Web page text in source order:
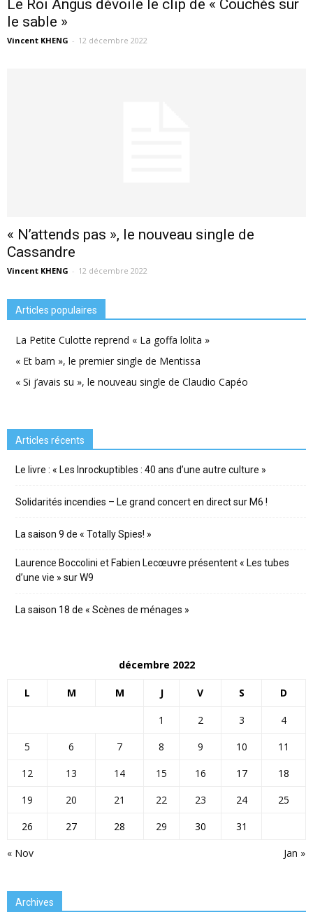
Le Roi Angus dévoile le clip de « Couchés sur
le sable »
Vincent KHENG - 12 décembre 2022
« N’attends pas », le nouveau single de
Cassandre
Vincent KHENG - 12 décembre 2022
Articles populaires
La Petite Culotte reprend « La goffa lolita »
« Et bam », le premier single de Mentissa
« Si j’avais su », le nouveau single de Claudio Capéo
Articles récents
Le livre : « Les Inrockuptibles : 40 ans d’une autre culture »
Solidarités incendies – Le grand concert en direct sur M6 !
La saison 9 de « Totally Spies! »
Laurence Boccolini et Fabien Lecœuvre présentent « Les tubes
d’une vie » sur W9
La saison 18 de « Scènes de ménages »
décembre 2022
L M M J V S D
« Nov Jan »
1 2 3
4
5
6 7 8 9 10
11
12
13 14 15 16 17
18
19
20 21 22 23 24
25
26
27 28 29 30 31
Archives